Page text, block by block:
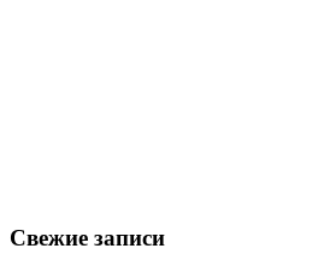
Свежие записи